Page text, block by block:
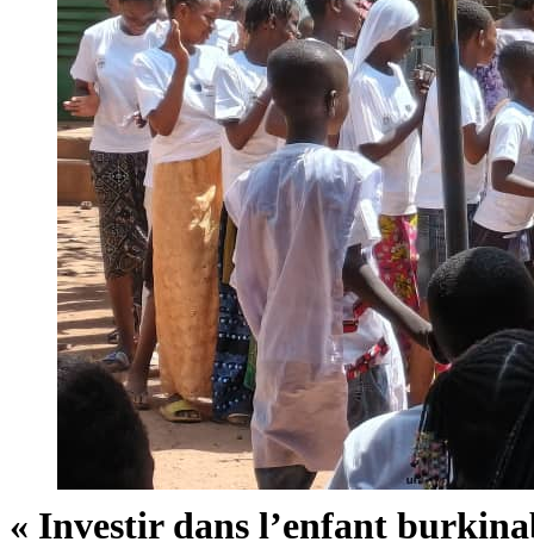
« Investir dans l’enfant